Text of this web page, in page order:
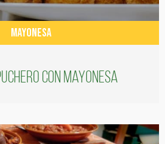
MAYONESA
con Mayonesa